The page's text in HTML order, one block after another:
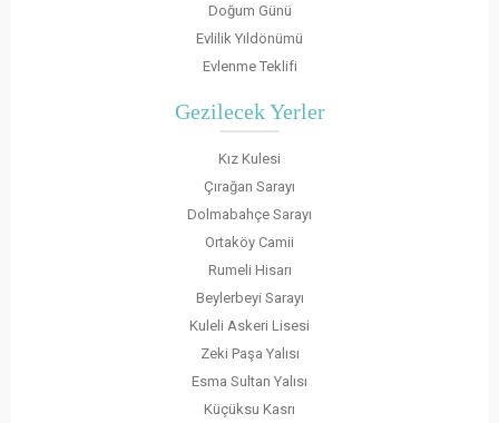
Doğum Günü
Evlilik Yıldönümü
Evlenme Teklifi
Gezilecek Yerler
Kız Kulesi
Çırağan Sarayı
Dolmabahçe Sarayı
Ortaköy Camii
Rumeli Hisarı
Beylerbeyi Sarayı
Kuleli Askeri Lisesi
Zeki Paşa Yalısı
Esma Sultan Yalısı
Küçüksu Kasrı